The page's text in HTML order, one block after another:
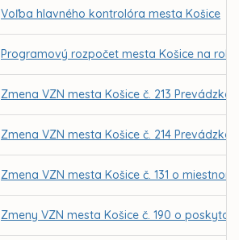
Voľba hlavného kontrolóra mesta Košice
Programový rozpočet mesta Košice na
Zmena VZN mesta Košice č. 213
Zmena VZN mesta Košice č. 214
Zmena VZN mesta Košice č. 131 o
Zmeny VZN mesta Košice č. 190 o